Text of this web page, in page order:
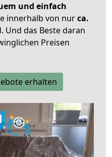
und einfach
innerhalb von nurca.
Und das Beste daran
Preisen
erhalten